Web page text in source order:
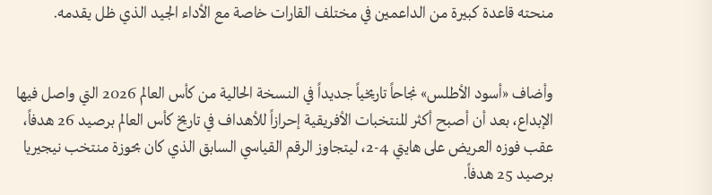
منحته قاعدة كبيرة من الداعمين في مختلف القارات خاصة مع الأداء الجيد الذي ظل يقدمه.
وأضاف «أسود الأطلس» نجاحاً تاريخياً جديداً في النسخة الحالية من كأس العالم 2026 التي واصل فيها
الإبداع، بعد أن أصبح أكثر المنتخبات الأفريقية إحرازاً للأهداف في تاريخ كأس العالم برصيد 26 هدفاً،
عقب فوزه العريض على هايتي 4-2، ليتجاوز الرقم القياسي السابق الذي كان بحوزة منتخب نيجيريا
برصيد 25 هدفاً.